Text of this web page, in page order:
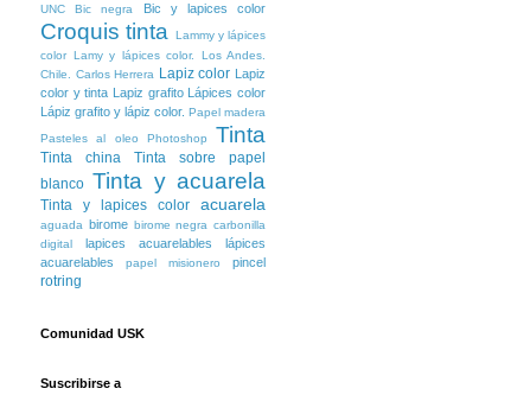
UNC
Bic negra Bic y lapices color
Croquis tinta
Lammy y lápices
color
Lamy y lápices color. Los Andes.
Chile. Carlos Herrera Lapiz color
Lapiz
color y tinta
Lapiz grafito
Lápices color
Lápiz grafito y lápiz color. Papel madera
Pasteles al oleo
Photoshop Tinta
Tinta china
Tinta sobre papel
blanco Tinta y acuarela
Tinta y lapices color acuarela
aguada birome birome negra carbonilla
digital
lapices acuarelables
lápices
acuarelables
papel misionero pincel
rotring
Comunidad USK
Suscribirse a